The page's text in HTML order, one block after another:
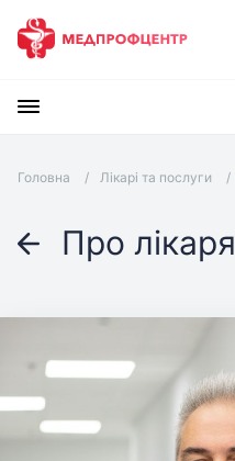
Головна / Лікарі та послуги /
Про лікаря